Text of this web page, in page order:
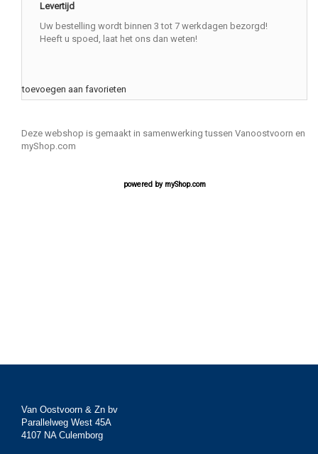
Levertijd
Uw bestelling wordt binnen 3 tot 7 werkdagen bezorgd!
Heeft u spoed, laat het ons dan weten!
toevoegen aan favorieten
Deze webshop is gemaakt in samenwerking tussen Vanoostvoorn en
myShop.com
powered by myShop.com
Van Oostvoorn & Zn bv
Parallelweg West 45A
4107 NA Culemborg